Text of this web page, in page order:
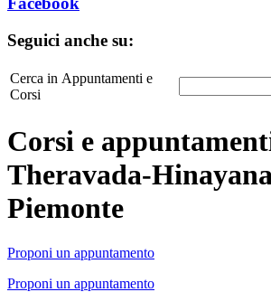
Seguici anche su:
Cerca in Appuntamenti e
Corsi
Corsi e
Theravada-
Piemonte
Proponi un appuntamento
Proponi un appuntamento